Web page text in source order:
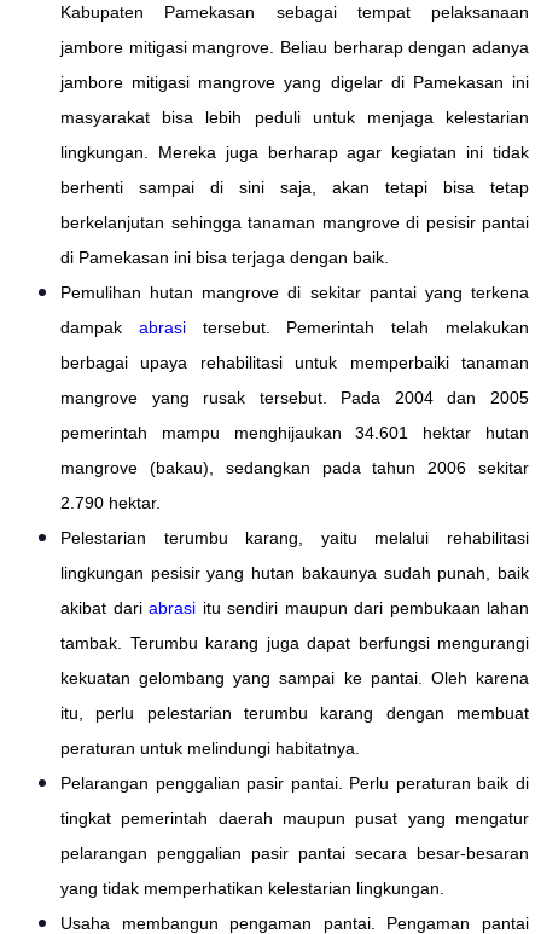
Kabupaten Pamekasan sebagai tempat pelaksanaan
jambore mitigasi mangrove. Beliau berharap dengan adanya
jambore mitigasi mangrove yang digelar di Pamekasan ini
masyarakat bisa lebih peduli untuk menjaga kelestarian
lingkungan. Mereka juga berharap agar kegiatan ini tidak
berhenti sampai di sini saja, akan tetapi bisa tetap
berkelanjutan sehingga tanaman mangrove di pesisir pantai
di Pamekasan ini bisa terjaga dengan baik.
Pemulihan hutan mangrove di sekitar pantai yang terkena
dampak abrasitersebut. Pemerintah telah melakukan
berbagai upaya rehabilitasi untuk memperbaiki tanaman
mangrove yang rusak tersebut. Pada 2004 dan 2005
pemerintah mampu menghijaukan 34.601 hektar hutan
mangrove (bakau), sedangkan pada tahun 2006 sekitar
2.790 hektar.
Pelestarian terumbu karang, yaitu melalui rehabilitasi
lingkungan pesisir yang hutan bakaunya sudah punah, baik
akibat dari abrasi itu sendiri maupun dari pembukaan lahan
tambak. Terumbu karang juga dapat berfungsi mengurangi
kekuatan gelombang yang sampai ke pantai. Oleh karena
itu, perlu pelestarian terumbu karang dengan membuat
peraturan untuk melindungi habitatnya.
Pelarangan penggalian pasir pantai. Perlu peraturan baik di
tingkat pemerintah daerah maupun pusat yang mengatur
pelarangan penggalian pasir pantai secara besar-besaran
yang tidak memperhatikan kelestarian lingkungan.
Usaha membangun pengaman pantai. Pengaman pantai